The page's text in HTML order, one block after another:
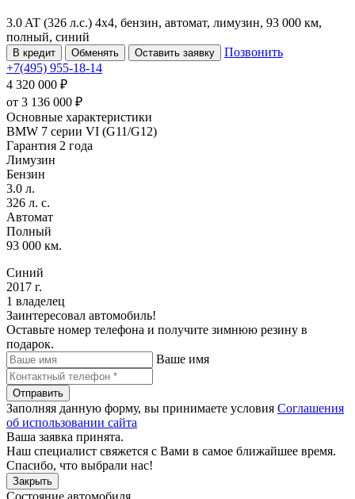
3.0 AT (326 л.с.) 4x4, бензин, автомат, лимузин, 93 000 км,
полный, синий
В кредит Обменять Оставить заявку
Позвонить
+7(495) 955-18-14
4 320 000 ₽
от 3 136 000 ₽
Основные характеристики
BMW 7 серии VI (G11/G12)
Гарантия 2 года
Лимузин
Бензин
3.0 л.
326 л. с.
Автомат
Полный
93 000 км.
Синий
2017 г.
1 владелец
Заинтересовал автомобиль!
Оставьте номер телефона и получите зимнюю резину в
подарок.
Ваше имя
Отправить
Заполняя данную форму, вы принимаете условия Соглашения
об использовании сайта
Ваша заявка принята.
Наш специалист свяжется с Вами в самое ближайшее время.
Спасибо, что выбрали нас!
Закрыть
Состояние автомобиля